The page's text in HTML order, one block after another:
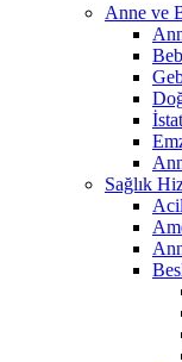
Anne ve
Sağlık